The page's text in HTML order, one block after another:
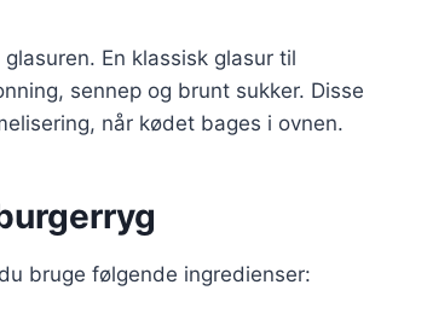
En klassisk glasur til
sennep og brunt sukker. Disse
når kødet bages i ovnen.
bruge følgende ingredienser: